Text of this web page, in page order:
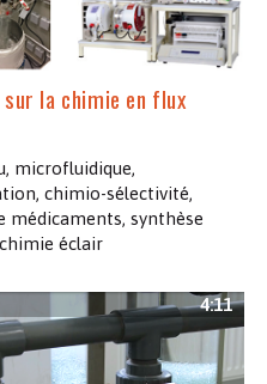
sur la chimie en flux
microfluidique,
chimio-sélectivité,
médicaments, synthèse
chimie éclair
4:11
Les chimistes dans...
Réactions en un clin d’oeil
Enseignement
Chimie et Notre-Dame